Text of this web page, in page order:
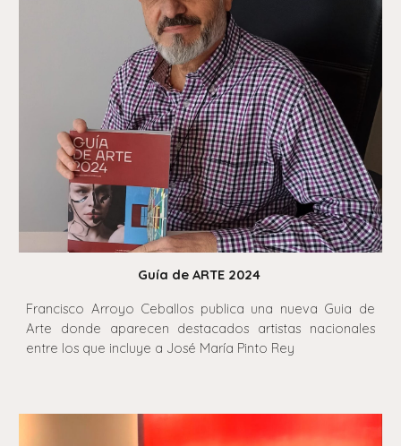
Guía de ARTE 2024
Francisco Arroyo Ceballos publica una nueva Guia de
Arte donde aparecen destacados artistas nacionales
entre los que incluye a José María Pinto Rey